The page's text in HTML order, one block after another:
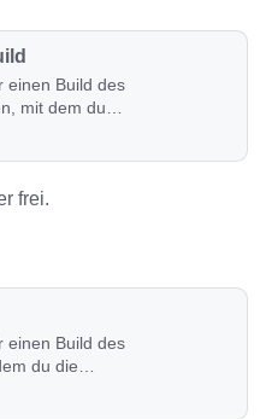
einen Build des
mit dem du
frei.
einen Build des
du die